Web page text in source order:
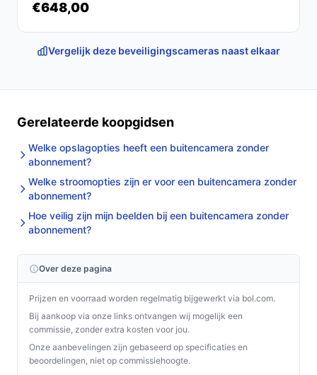
€648,00
Vergelijk deze beveiligingscameras naast elkaar
Gerelateerde koopgidsen
Welke opslagopties heeft een buitencamera zonder
abonnement?
Welke stroomopties zijn er voor een buitencamera zonder
abonnement?
Hoe veilig zijn mijn beelden bij een buitencamera zonder
abonnement?
Over deze pagina
Prijzen en voorraad worden regelmatig bijgewerkt via bol.com.
Bij aankoop via onze links ontvangen wij mogelijk een
commissie, zonder extra kosten voor jou.
Onze aanbevelingen zijn gebaseerd op specificaties en
beoordelingen, niet op commissiehoogte.